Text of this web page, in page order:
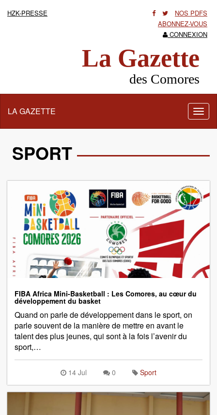
HZK-PRESSE
NOS PDFS
ABONNEZ-VOUS
CONNEXION
La Gazette
des Comores
la
LA GAZETTE
SPORT
FIBA Africa Mini-Basketball : Les Comores, au cœur du
développement du basket
Quand on parle de développement dans le sport, on
parle souvent de la manière de mettre en avant le
talent des plus jeunes, qui sont à la fois l’avenir du
sport,…
14 Jul 0 Sport